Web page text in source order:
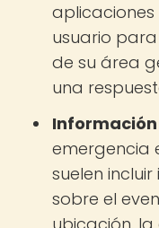
aplicaciones
usuario
de su área
una
emergencia
suelen
sobre el